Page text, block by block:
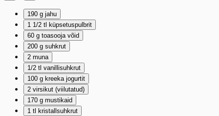
190 g jahu
1 1/2 tl küpsetuspulbrit
60 g toasooja võid
200 g suhkrut
2 muna
1/2 tl vanillisuhkrut
100 g kreeka jogurtit
2 virsikut (viilutatud)
170 g mustikaid
1 tl kristallsuhkrut